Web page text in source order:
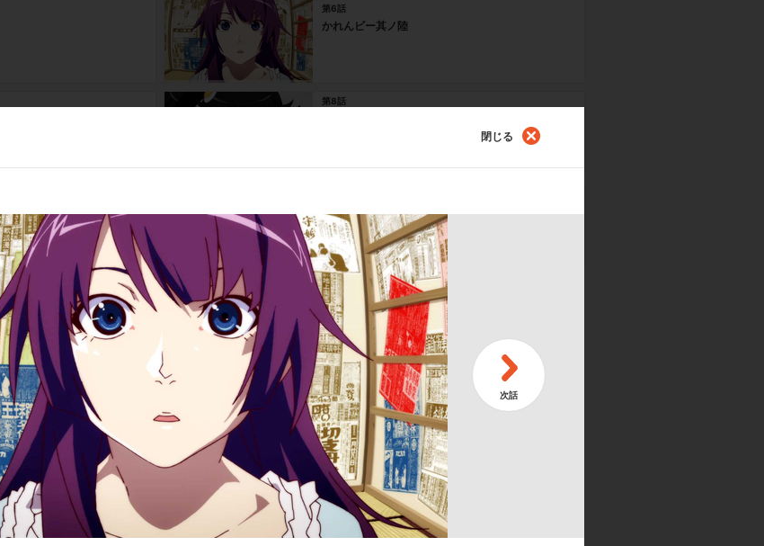
第6話
かれんビー其ノ陸
第8話
ノ貳 つきひフェニックス 其ノ參
ノ肆
英梨／阿良々木月火:井口裕香／戦場ヶ原ひたぎ:斎藤千和／八九寺真宵:加藤英美里／神原駿河:沢
由衣／忍野 忍:坂本真綾／貝木泥舟:三木眞一郎／影縫余弦:白石涼子／斧乃木余接:早見沙織
閉じる